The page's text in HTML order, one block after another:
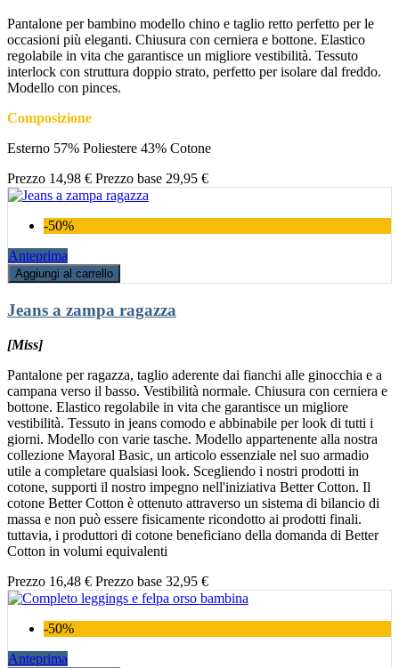
Pantalone per bambino modello chino e taglio retto perfetto per le
occasioni più eleganti. Chiusura con cerniera e bottone. Elastico
regolabile in vita che garantisce un migliore vestibilità. Tessuto
interlock con struttura doppio strato, perfetto per isolare dal freddo.
Modello con pinces.
Composizione
Esterno 57% Poliestere 43% Cotone
Prezzo 14,98 € Prezzo base 29,95 €
-50%
Anteprima
Aggiungi al carrello
Jeans a zampa ragazza
[Miss]
Pantalone per ragazza, taglio aderente dai fianchi alle ginocchia e a
campana verso il basso. Vestibilità normale. Chiusura con cerniera e
bottone. Elastico regolabile in vita che garantisce un migliore
vestibilità. Tessuto in jeans comodo e abbinabile per look di tutti i
giorni. Modello con varie tasche. Modello appartenente alla nostra
collezione Mayoral Basic, un articolo essenziale nel suo armadio
utile a completare qualsiasi look. Scegliendo i nostri prodotti in
cotone, supporti il nostro impegno nell'iniziativa Better Cotton. Il
cotone Better Cotton è ottenuto attraverso un sistema di bilancio di
massa e non può essere fisicamente ricondotto ai prodotti finali.
tuttavia, i produttori di cotone beneficiano della domanda di Better
Cotton in volumi equivalenti
Prezzo 16,48 € Prezzo base 32,95 €
-50%
Anteprima